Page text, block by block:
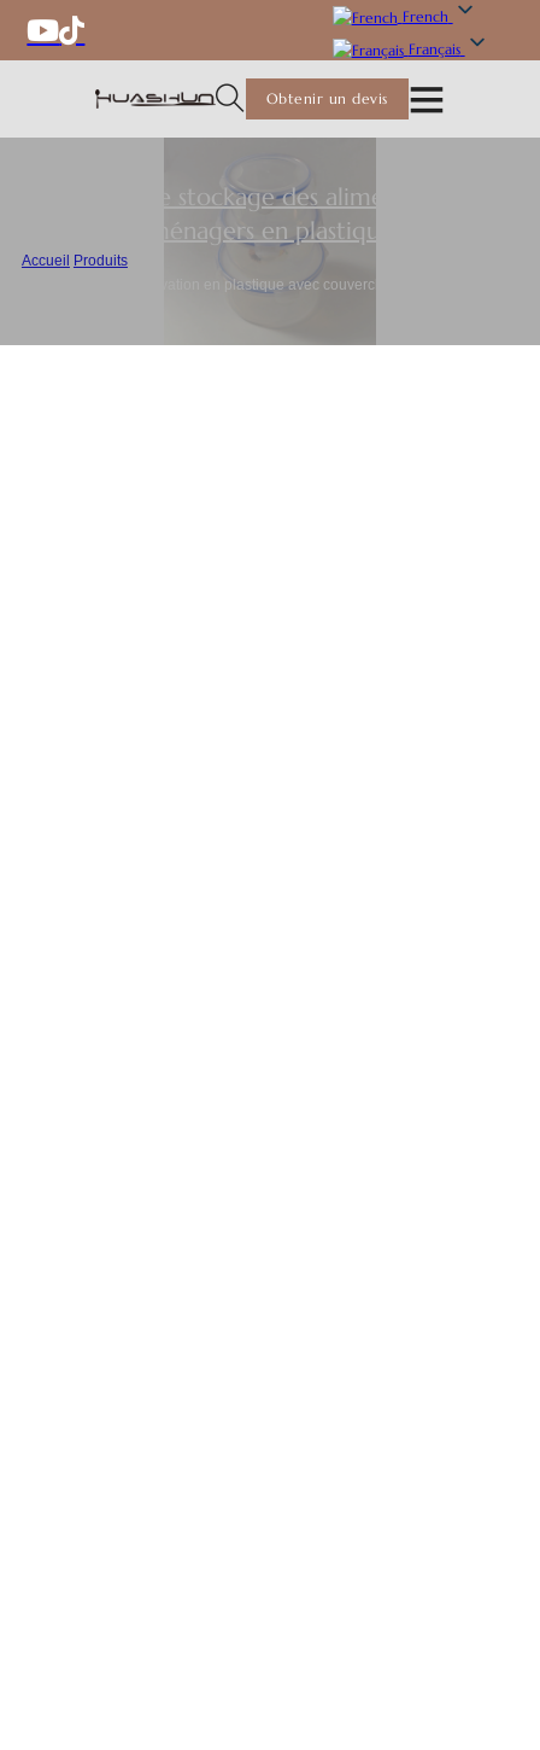
French
Français
Obtenir un devis
Récipients de stockage des aliments
ménagers en plastique
Accueil Produits/
Récipients de conservation en plastique avec couvercles Wholesale